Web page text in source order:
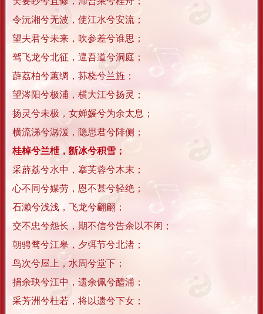
令沅湘兮无波，使江水兮安流；
望夫君兮未来，吹参差兮谁思；
驾飞龙兮北征，邅吾道兮洞庭；
薜荔柏兮蕙绸，荪桡兮兰旌；
望涔阳兮极浦，横大江兮扬灵；
扬灵兮未极，女婵媛兮为余太息；
横流涕兮潺湲，隐思君兮陫侧；
桂棹兮兰枻，斵冰兮积雪；
采薜荔兮水中，搴芙蓉兮木末；
心不同兮媒劳，恩不甚兮轻绝；
石濑兮浅浅，飞龙兮翩翩；
交不忠兮怨长，期不信兮告余以不闲；
朝骋骛兮江皋，夕弭节兮北渚；
鸟次兮屋上，水周兮堂下；
捐余玦兮江中，遗余佩兮醴浦；
采芳洲兮杜若，将以遗兮下女；